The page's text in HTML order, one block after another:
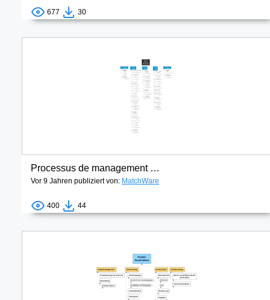
677 30
Processus de management et domaines de compétence
Vor 9 Jahren publiziert von: MatchWare
400 44